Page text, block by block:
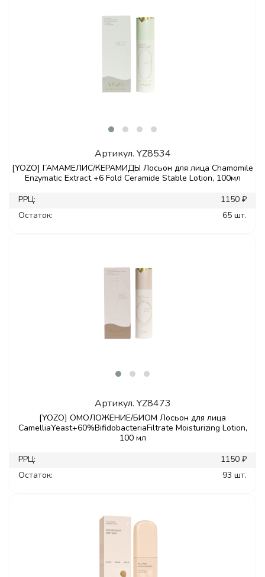
Артикул. YZ8534
[YOZO] ГАМАМЕЛИС/КЕРАМИДЫ Лосьон для лица Chamomile
Enzymatic Extract +6 Fold Ceramide Stable Lotion, 100мл
РРЦ:
1150 ₽
Остаток:
65 шт.
Артикул. YZ8473
[YOZO] ОМОЛОЖЕНИЕ/БИОМ Лосьон для лица
CamelliaYeast+60%BifidobacteriaFiltrate Moisturizing Lotion,
100 мл
РРЦ:
1150 ₽
Остаток:
93 шт.